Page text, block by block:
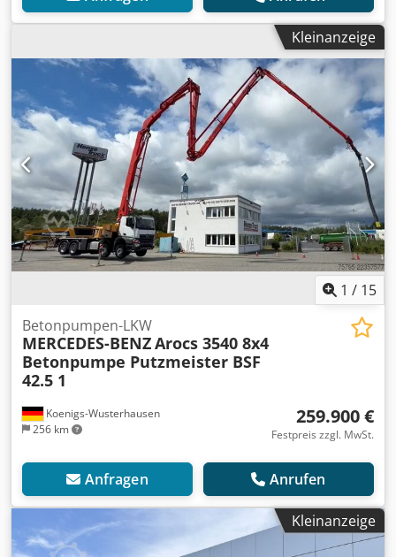
Kleinanzeige
1 / 15
Koenigs-Wusterhausen
256 km
Betonpumpen-LKW
MERCEDES-BENZArocs 3540 8x4
Betonpumpe Putzmeister BSF
42.5 1
259.900 €
Festpreis zzgl. MwSt.
Anfragen Anrufen
Kleinanzeige